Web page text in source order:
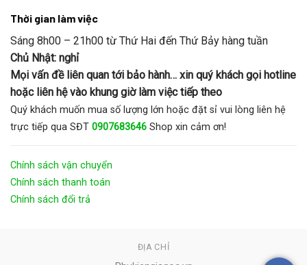
Thời gian làm việc
Sáng 8h00 – 21h00 từ Thứ Hai đến Thứ Bảy hàng tuần
Chủ Nhật: nghỉ
Mọi vấn đề liên quan tới bảo hành… xin quý khách gọi hotline
hoặc liên hệ vào khung giờ làm việc tiếp theo
Quý khách muốn mua số lượng lớn hoặc đặt sỉ vui lòng liên hệ
trực tiếp qua SĐT 0907683646 Shop xin cảm ơn!
Chính sách vận chuyển
Chính sách thanh toán
Chính sách đổi trả
ĐỊA CHỈ